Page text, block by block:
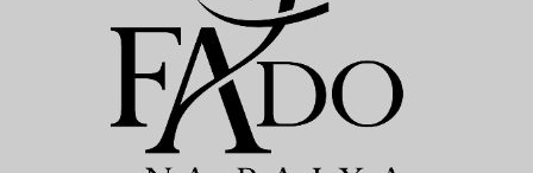
PRODUTOS